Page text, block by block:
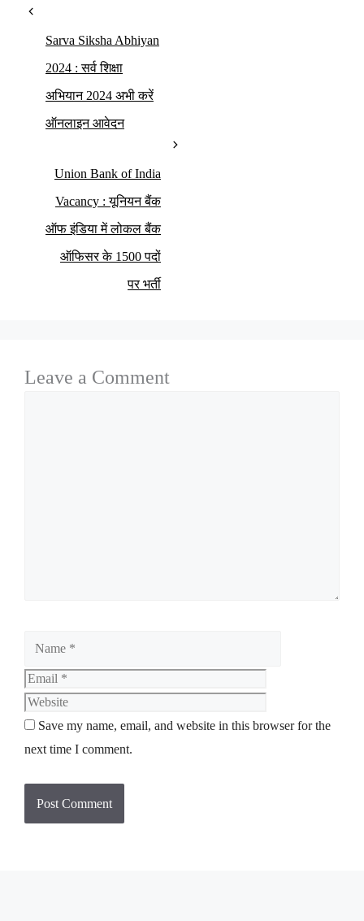
Sarva Siksha Abhiyan
2024 : सर्व शिक्षा
अभियान 2024 अभी करें
ऑनलाइन आवेदन
Union Bank of India
Vacancy : यूनियन बैंक
ऑफ इंडिया में लोकल बैंक
ऑफिसर के 1500 पदों
पर भर्ती
Leave a Comment
Save my name, email, and website in this browser for the
next time I comment.